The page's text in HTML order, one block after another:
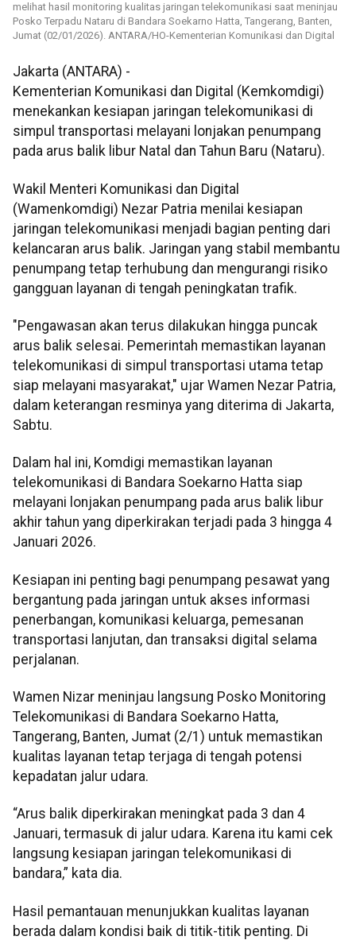
melihat hasil monitoring kualitas jaringan telekomunikasi saat meninjau
Posko Terpadu Nataru di Bandara Soekarno Hatta, Tangerang, Banten,
Jumat (02/01/2026). ANTARA/HO-Kementerian Komunikasi dan Digital
Jakarta (ANTARA) -
Kementerian Komunikasi dan Digital (Kemkomdigi)
menekankan kesiapan jaringan telekomunikasi di
simpul transportasi melayani lonjakan penumpang
pada arus balik libur Natal dan Tahun Baru (Nataru).
Wakil Menteri Komunikasi dan Digital
(Wamenkomdigi) Nezar Patria menilai kesiapan
jaringan telekomunikasi menjadi bagian penting dari
kelancaran arus balik. Jaringan yang stabil membantu
penumpang tetap terhubung dan mengurangi risiko
gangguan layanan di tengah peningkatan trafik.
"Pengawasan akan terus dilakukan hingga puncak
arus balik selesai. Pemerintah memastikan layanan
telekomunikasi di simpul transportasi utama tetap
siap melayani masyarakat," ujar Wamen Nezar Patria,
dalam keterangan resminya yang diterima di Jakarta,
Sabtu.
Dalam hal ini, Komdigi memastikan layanan
telekomunikasi di Bandara Soekarno Hatta siap
melayani lonjakan penumpang pada arus balik libur
akhir tahun yang diperkirakan terjadi pada 3 hingga 4
Januari 2026.
Kesiapan ini penting bagi penumpang pesawat yang
bergantung pada jaringan untuk akses informasi
penerbangan, komunikasi keluarga, pemesanan
transportasi lanjutan, dan transaksi digital selama
perjalanan.
Wamen Nizar meninjau langsung Posko Monitoring
Telekomunikasi di Bandara Soekarno Hatta,
Tangerang, Banten, Jumat (2/1) untuk memastikan
kualitas layanan tetap terjaga di tengah potensi
kepadatan jalur udara.
“Arus balik diperkirakan meningkat pada 3 dan 4
Januari, termasuk di jalur udara. Karena itu kami cek
langsung kesiapan jaringan telekomunikasi di
bandara,” kata dia.
Hasil pemantauan menunjukkan kualitas layanan
berada dalam kondisi baik di titik-titik penting. Di